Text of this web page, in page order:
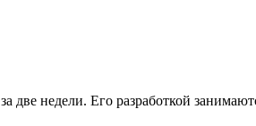
недели. Его разработкой